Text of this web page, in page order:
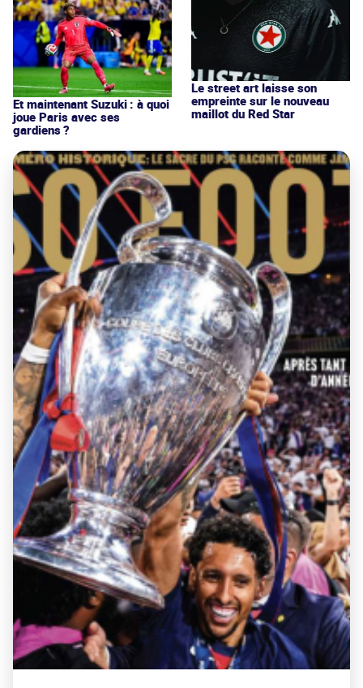
Et maintenant Suzuki : à quoi
joue Paris avec ses
gardiens ?
Le street art laisse son
empreinte sur le nouveau
maillot du Red Star